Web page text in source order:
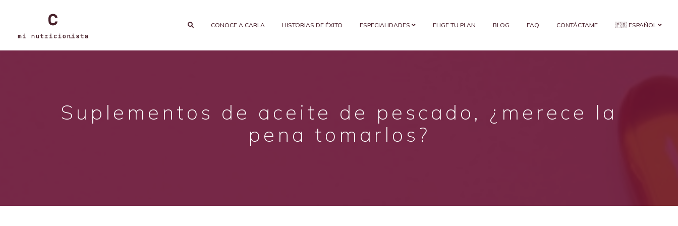
CONOCE A CARLA HISTORIAS DE ÉXITO ESPECIALIDADES ELIGE TU PLAN BLOG FAQ CONTÁCTAME 🇵🇷 ESPAÑOL
Suplementos de aceite de pescado, ¿merece la
pena tomarlos?